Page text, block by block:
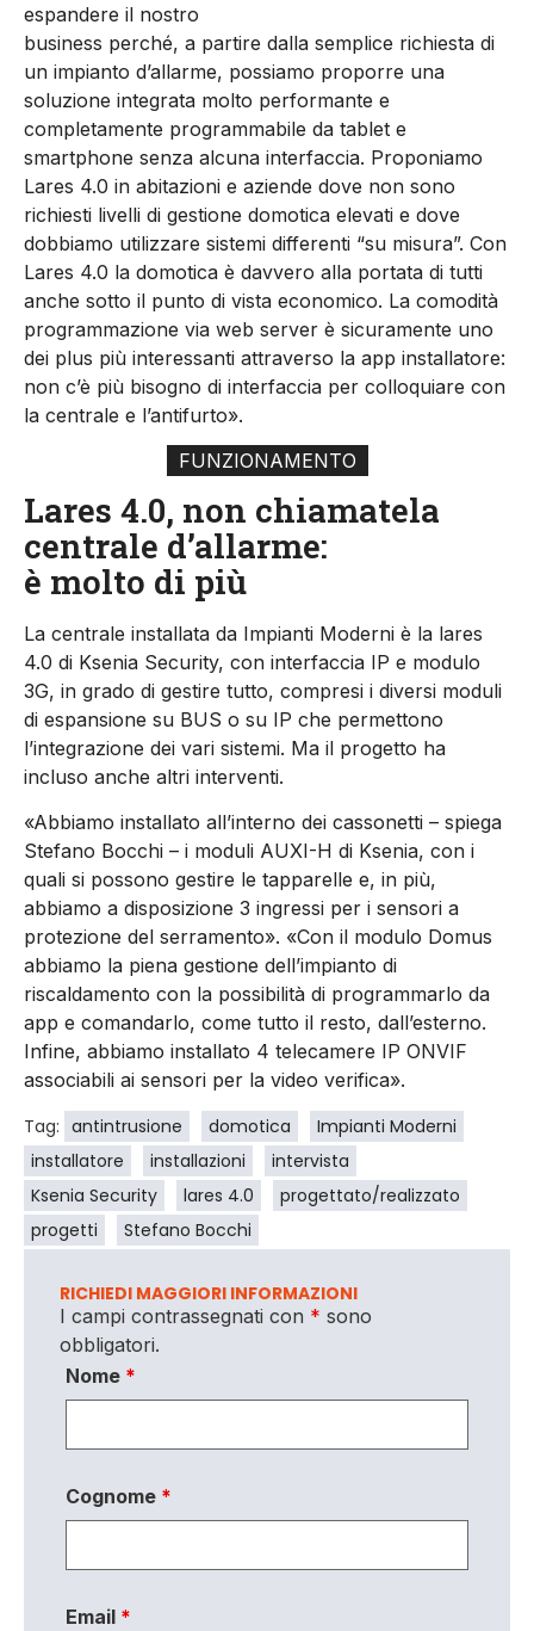
espandere il nostro
business perché, a partire dalla semplice richiesta di
un impianto d’allarme, possiamo proporre una
soluzione integrata molto performante e
completamente programmabile da tablet e
smartphone senza alcuna interfaccia. Proponiamo
Lares 4.0 in abitazioni e aziende dove non sono
richiesti livelli di gestione domotica elevati e dove
dobbiamo utilizzare sistemi differenti “su misura”. Con
Lares 4.0 la domotica è davvero alla portata di tutti
anche sotto il punto di vista economico. La comodità
programmazione via web server è sicuramente uno
dei plus più interessanti attraverso la app installatore:
non c’è più bisogno di interfaccia per colloquiare con
la centrale e l’antifurto».
FUNZIONAMENTO
Lares 4.0, non chiamatela
centrale d’allarme:
è molto di più
La centrale installata da Impianti Moderni è la lares
4.0 di Ksenia Security, con interfaccia IP e modulo
3G, in grado di gestire tutto, compresi i diversi moduli
di espansione su BUS o su IP che permettono
l’integrazione dei vari sistemi. Ma il progetto ha
incluso anche altri interventi.
«Abbiamo installato all’interno dei cassonetti – spiega
Stefano Bocchi – i moduli AUXI-H di Ksenia, con i
quali si possono gestire le tapparelle e, in più,
abbiamo a disposizione 3 ingressi per i sensori a
protezione del serramento». «Con il modulo Domus
abbiamo la piena gestione dell’impianto di
riscaldamento con la possibilità di programmarlo da
app e comandarlo, come tutto il resto, dall’esterno.
Infine, abbiamo installato 4 telecamere IP ONVIF
associabili ai sensori per la video verifica».
Tag: antintrusione domotica
Impianti Moderni
installatore
installazioni
intervista
Ksenia Security
lares 4.0
progettato/realizzato
progetti
Stefano Bocchi
RICHIEDI MAGGIORI INFORMAZIONI
I campi contrassegnati con * sono
obbligatori.
Nome *
Cognome *
Email *